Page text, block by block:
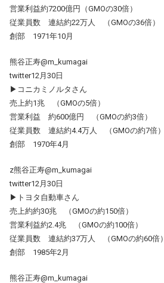
営業利益約7200億円（GMOの30倍）
従業員数 連結約22万人 （GMOの36倍）
創部 1971年10月
熊谷正寿@m_kumagai
twitter12月30日
▶コニカミノルタさん
売上約1兆 （GMOの5倍）
営業利益 約600億円 （GMOの約3倍）
従業員数 連結約4.4万人 （GMOの約7倍）
創部 1970年4月
z熊谷正寿@m_kumagai
twitter12月30日
▶トヨタ自動車さん
売上約約30兆 （GMOの約150倍）
営業利益約2.4兆 （GMOの約100倍）
従業員数 連結約37万人 （GMOの約60倍）
創部 1985年2月
熊谷正寿@m_kumagai